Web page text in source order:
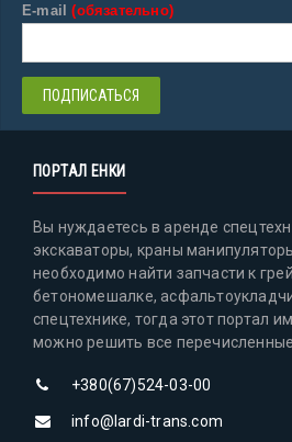
E-mail(обязательно)
ПОРТАЛ ЕНКИ
Вы нуждаетесь в аренде
экскаваторы, краны
необходимо найти запчасти к
бетономешалке,
спецтехнике, тогда этот портал
можно решить все
+380(67)524-03-00
info@lardi-trans.com